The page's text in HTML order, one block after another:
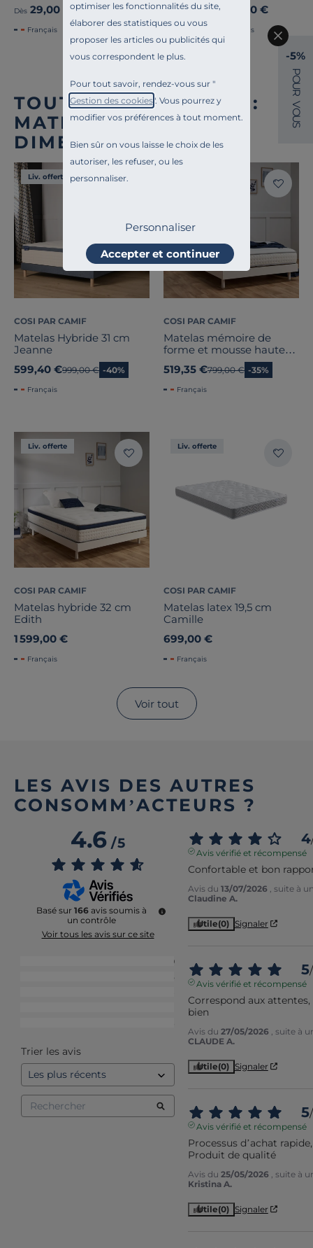
optimiser les fonctionnalités du site,
élaborer des statistiques ou vous
proposer les articles ou publicités qui
vous correspondent le plus.
Pour tout savoir, rendez-vous sur "
Gestion des cookies". Vous pourrez y
modifier vos préférences à tout moment.
Bien sûr on vous laisse le choix de les
autoriser, les refuser, ou les
personnaliser.
Personnaliser
Accepter et continuer
Dès 29,00 €
Français
Dès 29,00 €
Français
TOUTE NOTRE OFFRE :
MATELAS TOUTES
DIMENSIONS
Liv. offerte
COSI PAR CAMIF
Matelas Hybride 31 cm
Jeanne
599,40 €Ancien prix
999,00 € -40%
Français
COSI PAR CAMIF
Matelas mémoire de
forme et mousse haute
densité épaisseur 22cm
Ernest
519,35 €Ancien prix
799,00 € -35%
Français
Liv. offerte
COSI PAR CAMIF
Matelas hybride 32 cm
Edith
1 599,00 €
Français
Liv. offerte
COSI PAR CAMIF
Matelas latex 19,5 cm
Camille
699,00 €
Français
Voir tout
LES AVIS DES AUTRES
CONSOMM’ACTEURS ?
4.6/5
Basé sur 166 avis soumis à
un contrôle
Voir tous les avis sur ce site
119
35
Trier les avis
4
Avis vérifié et récompensé
Confortable et bon
Avis du 13/07/2026
, suite à
Claudine A.
Utile(0) Signaler
5/
Avis vérifié et récompensé
Correspond aux
bien
Avis du 27/05/2026
, suite à
CLAUDE A.
Utile(0) Signaler
5/
Avis vérifié et récompensé
Processus d’achat
Produit de qualité
Avis du 25/05/2026
, suite à
Kristina A.
Utile(0) Signaler
-5%
P
O
U
R
V
O
U
S